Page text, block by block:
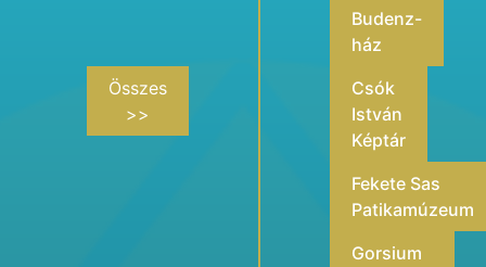
Összes
>>
Budenz-
ház
Csók
István
Képtár
Fekete Sas
Patikamúzeum
Gorsium